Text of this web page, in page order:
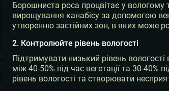
Борошниста роса процвітає у вологому
вирощування канабісу за допомогою
утворенню застійних зон, в яких може
2. Контролюйте рівень вологості
Підтримувати низький рівень
між 40-50% під час вегетації та 30-40%
рівень вологості та створювати